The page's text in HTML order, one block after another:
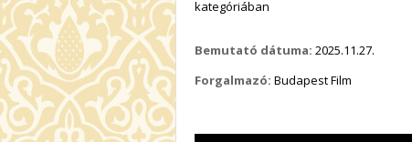
kategóriában
Bemutató dátuma: 2025.11.27.
Forgalmazó: Budapest Film